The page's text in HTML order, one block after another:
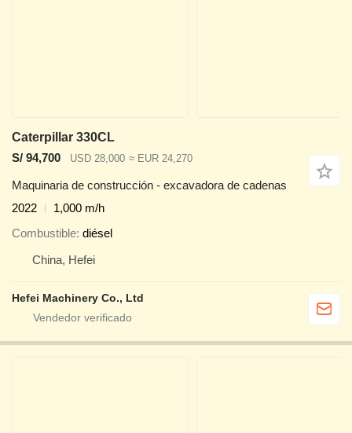
Caterpillar 330CL
S/ 94,700
USD 28,000 ≈ EUR 24,270
Maquinaria de construcción - excavadora de cadenas
2022
1,000 m/h
Combustible diésel
China, Hefei
Hefei Machinery Co., Ltd